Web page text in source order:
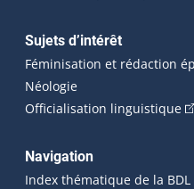
Sujets d’intérêt
Féminisation et rédaction
Néologie
Officialisation linguistique
Navigation
Index thématique de la BDL